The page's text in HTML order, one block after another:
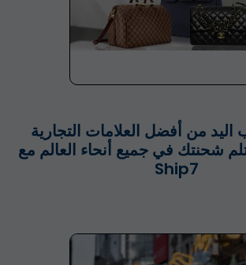
من أفضل العلامات التجارية
شحنتك في جميع أنحاء العالم مع
Ship7